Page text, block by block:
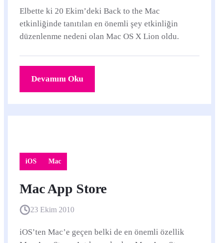
Elbette ki 20 Ekim’deki Back to the Mac
etkinliğinde tanıtılan en önemli şey etkinliğin
düzenlenme nedeni olan Mac OS X Lion oldu.
Devamını Oku
iOS Mac
Mac App Store
23 Ekim 2010
iOS’ten Mac’e geçen belki de en önemli özellik